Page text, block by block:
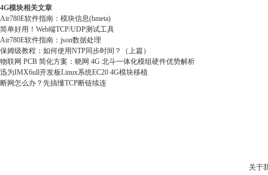
4G模块相关文章
Air780E软件指南：模块信息(hmeta)
简单好用！Web端TCP/UDP测试工具
Air780E软件指南：json数据处理
保姆级教程：如何使用NTP同步时间？（上篇）
物联网 PCB 简化方案：晓网 4G 北斗一体化模组硬件优势解析
迅为IMX6ull开发板Linux系统EC20 4G模块移植
断网怎么办？先搞懂TCP断链续连
关于